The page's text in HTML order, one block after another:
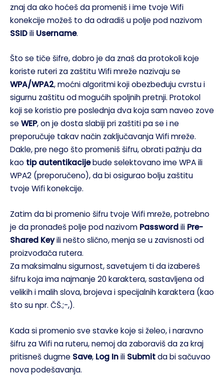
znaj da ako hoćeš da promeniš i ime tvoje Wifi
konekcije možeš to da odradiš u polje pod nazivom
SSIDili Username.
Što se tiče šifre, dobro je da znaš da protokoli koje
koriste ruteri za zaštitu Wifi mreže nazivaju se
WPA/WPA2, moćni algoritmi koji obezbeđuju cvrstu i
sigurnu zaštitu od mogućih spoljnih pretnji. Protokol
koji se koristio pre poslednja dva koja sam naveo zove
seWEP, on je dosta slabiji pri zaštiti pa se i ne
preporučuje takav način zaključavanja Wifi mreže.
Dakle, pre nego što promeniš šifru, obrati pažnju da
kao tip autentikacijebude selektovano ime WPA ili
WPA2 (preporučeno), da bi osigurao bolju zaštitu
tvoje Wifi konekcije.
Zatim da bi promenio šifru tvoje Wifi mreže, potrebno
je da pronađeš polje pod nazivom Passwordili Pre-
Shared Keyili nešto slično, menja se u zavisnosti od
proizvođača rutera.
Za maksimalnu sigurnost, savetujem ti da izabereš
šifru koja ima najmanje 20 karaktera, sastavljena od
velikih i malih slova, brojeva i specijalnih karaktera (kao
što su npr. ČŠ.;-,).
Kada si promenio sve stavke koje si želeo, i naravno
šifru za Wifi na ruteru, nemoj da zaboraviš da za kraj
pritisneš dugme Save, Log Inili Submitda bi sačuvao
nova podešavanja.